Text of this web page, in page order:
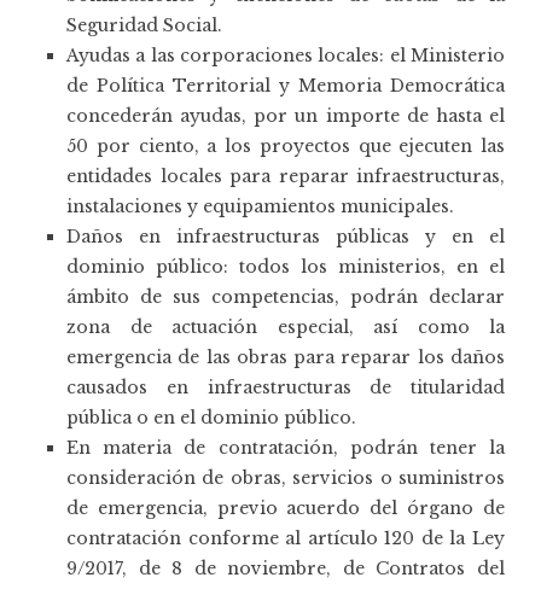
Seguridad Social.
Ayudas a las corporaciones locales: el Ministerio
de Política Territorial y Memoria Democrática
concederán ayudas, por un importe de hasta el
50 por ciento, a los proyectos que ejecuten las
entidades locales para reparar infraestructuras,
instalaciones y equipamientos municipales.
Daños en infraestructuras públicas y en el
dominio público: todos los ministerios, en el
ámbito de sus competencias, podrán declarar
zona de actuación especial, así como la
emergencia de las obras para reparar los daños
causados en infraestructuras de titularidad
pública o en el dominio público.
En materia de contratación, podrán tener la
consideración de obras, servicios o suministros
de emergencia, previo acuerdo del órgano de
contratación conforme al artículo 120 de la Ley
9/2017, de 8 de noviembre, de Contratos del